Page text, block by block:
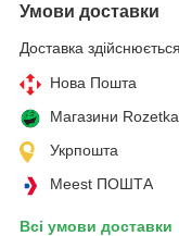
Умови доставки
Доставка
Нова Пошта
Магазини Rozetka
Укрпошта
Meest ПОШТА
Всі умови доставки